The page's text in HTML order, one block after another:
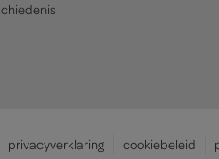
privacyverklaring cookiebeleid